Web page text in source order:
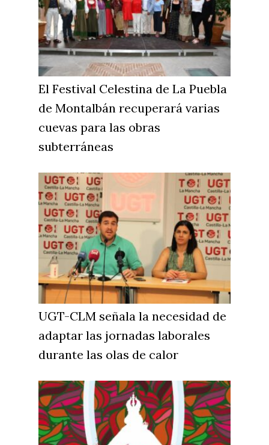
El Festival Celestina de La Puebla
de Montalbán recuperará varias
cuevas para las obras
subterráneas
UGT-CLM señala la necesidad de
adaptar las jornadas laborales
durante las olas de calor
Política
Galerías